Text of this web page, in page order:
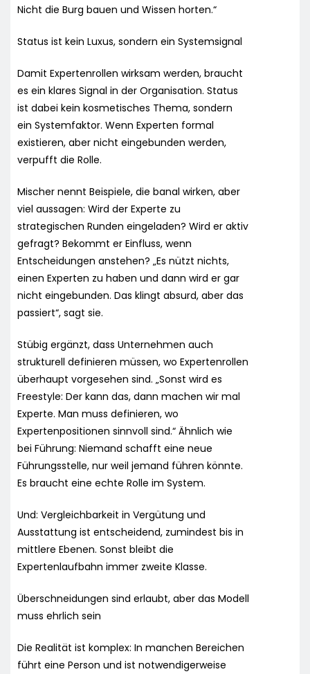
Nicht die Burg bauen und Wissen horten.“
Status ist kein Luxus, sondern ein Systemsignal
Damit Expertenrollen wirksam werden, braucht
es ein klares Signal in der Organisation. Status
ist dabei kein kosmetisches Thema, sondern
ein Systemfaktor. Wenn Experten formal
existieren, aber nicht eingebunden werden,
verpufft die Rolle.
Mischer nennt Beispiele, die banal wirken, aber
viel aussagen: Wird der Experte zu
strategischen Runden eingeladen? Wird er aktiv
gefragt? Bekommt er Einfluss, wenn
Entscheidungen anstehen? „Es nützt nichts,
einen Experten zu haben und dann wird er gar
nicht eingebunden. Das klingt absurd, aber das
passiert“, sagt sie.
Stübig ergänzt, dass Unternehmen auch
strukturell definieren müssen, wo Expertenrollen
überhaupt vorgesehen sind. „Sonst wird es
Freestyle: Der kann das, dann machen wir mal
Experte. Man muss definieren, wo
Expertenpositionen sinnvoll sind.“ Ähnlich wie
bei Führung: Niemand schafft eine neue
Führungsstelle, nur weil jemand führen könnte.
Es braucht eine echte Rolle im System.
Und: Vergleichbarkeit in Vergütung und
Ausstattung ist entscheidend, zumindest bis in
mittlere Ebenen. Sonst bleibt die
Expertenlaufbahn immer zweite Klasse.
Überschneidungen sind erlaubt, aber das Modell
muss ehrlich sein
Die Realität ist komplex: In manchen Bereichen
führt eine Person und ist notwendigerweise